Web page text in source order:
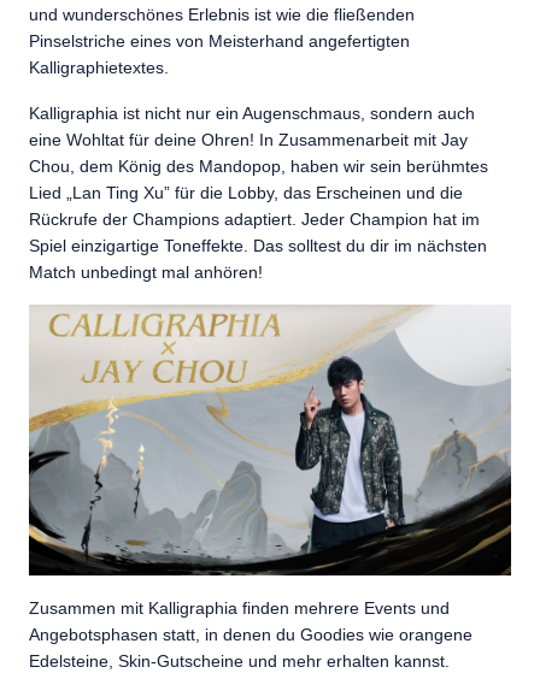
und wunderschönes Erlebnis ist wie die fließenden
Pinselstriche eines von Meisterhand angefertigten
Kalligraphietextes.
Kalligraphia ist nicht nur ein Augenschmaus, sondern auch
eine Wohltat für deine Ohren! In Zusammenarbeit mit Jay
Chou, dem König des Mandopop, haben wir sein berühmtes
Lied „Lan Ting Xu” für die Lobby, das Erscheinen und die
Rückrufe der Champions adaptiert. Jeder Champion hat im
Spiel einzigartige Toneffekte. Das solltest du dir im nächsten
Match unbedingt mal anhören!
Zusammen mit Kalligraphia finden mehrere Events und
Angebotsphasen statt, in denen du Goodies wie orangene
Edelsteine, Skin-Gutscheine und mehr erhalten kannst.